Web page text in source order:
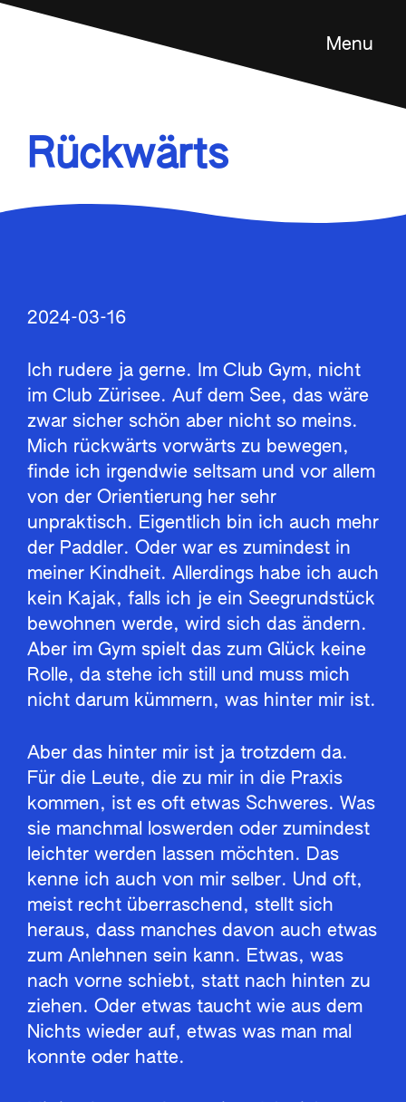
Feldenkrais Methode
Menu
Rückwärts
2024-03-16
Ich rudere ja gerne. Im Club Gym, nicht
im Club Zürisee. Auf dem See, das wäre
zwar sicher schön aber nicht so meins.
Mich rückwärts vorwärts zu bewegen,
finde ich irgendwie seltsam und vor allem
von der Orientierung her sehr
unpraktisch. Eigentlich bin ich auch mehr
der Paddler. Oder war es zumindest in
meiner Kindheit. Allerdings habe ich auch
kein Kajak, falls ich je ein Seegrundstück
bewohnen werde, wird sich das ändern.
Aber im Gym spielt das zum Glück keine
Rolle, da stehe ich still und muss mich
nicht darum kümmern, was hinter mir ist.
Aber das hinter mir ist ja trotzdem da.
Für die Leute, die zu mir in die Praxis
kommen, ist es oft etwas Schweres. Was
sie manchmal loswerden oder zumindest
leichter werden lassen möchten. Das
kenne ich auch von mir selber. Und oft,
meist recht überraschend, stellt sich
heraus, dass manches davon auch etwas
zum Anlehnen sein kann. Etwas, was
nach vorne schiebt, statt nach hinten zu
ziehen. Oder etwas taucht wie aus dem
Nichts wieder auf, etwas was man mal
konnte oder hatte.